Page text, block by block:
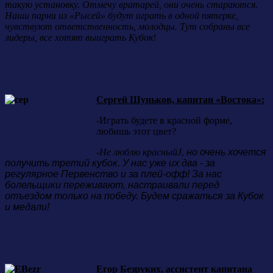
такую установку. Отмечу вратарей, они очень стараются.
Наши парни из «Рысей» будут играть в одной пятерке,
чувствуют ответственность, молодцы. Тут собраны все
лидеры, все хотят выиграть Кубок!
Сергей Шуньков, капитан «Востока»:
-Играть будете в красной форме,
любишь этот цвет?
-Не люблю красныйJ, но очень хочется
получить третий кубок. У нас уже их два - за
регулярное Первенство и за плей-офф! За нас
болельщики переживают, настраивали перед
отъездом только на победу. Будем сражаться за Кубок
и медали!
Егор Безруких, ассистент капитана